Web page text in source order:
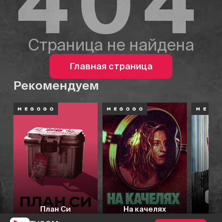
Страница не найдена
Главная страница
Рекомендуем
План Си На качелях